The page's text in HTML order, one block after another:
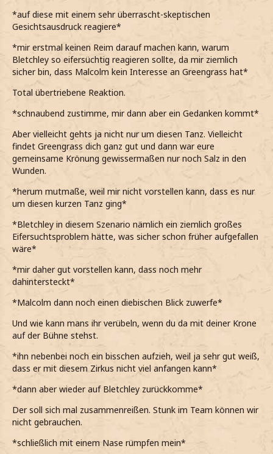
*auf diese mit einem sehr überrascht-skeptischen
Gesichtsausdruck reagiere*
*mir erstmal keinen Reim darauf machen kann, warum
Bletchley so eifersüchtig reagieren sollte, da mir ziemlich
sicher bin, dass Malcolm kein Interesse an Greengrass hat*
Total übertriebene Reaktion.
*schnaubend zustimme, mir dann aber ein Gedanken kommt*
Aber vielleicht gehts ja nicht nur um diesen Tanz. Vielleicht
findet Greengrass dich ganz gut und dann war eure
gemeinsame Krönung gewissermaßen nur noch Salz in den
Wunden.
*herum mutmaße, weil mir nicht vorstellen kann, dass es nur
um diesen kurzen Tanz ging*
*Bletchley in diesem Szenario nämlich ein ziemlich großes
Eifersuchtsproblem hätte, was sicher schon früher aufgefallen
wäre*
*mir daher gut vorstellen kann, dass noch mehr
dahintersteckt*
*Malcolm dann noch einen diebischen Blick zuwerfe*
Und wie kann mans ihr verübeln, wenn du da mit deiner Krone
auf der Bühne stehst.
*ihn nebenbei noch ein bisschen aufzieh, weil ja sehr gut weiß,
dass er mit diesem Zirkus nicht viel anfangen kann*
*dann aber wieder auf Bletchley zurückkomme*
Der soll sich mal zusammenreißen. Stunk im Team können wir
nicht gebrauchen.
*schließlich mit einem Nase rümpfen mein*